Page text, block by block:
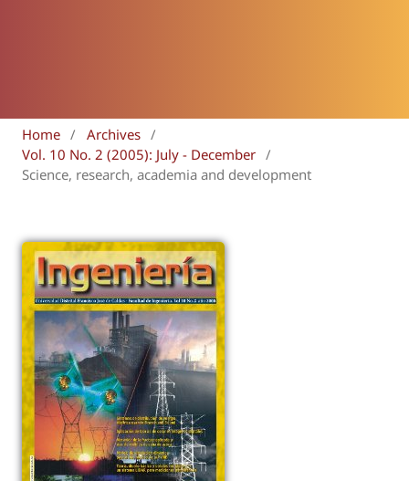
Home / Archives /
Vol. 10 No. 2 (2005): July - December /
Science, research, academia and development